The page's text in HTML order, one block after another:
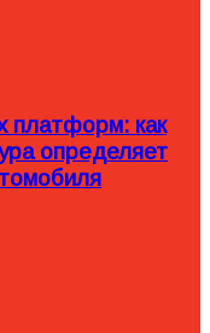
платформ: как
определяет